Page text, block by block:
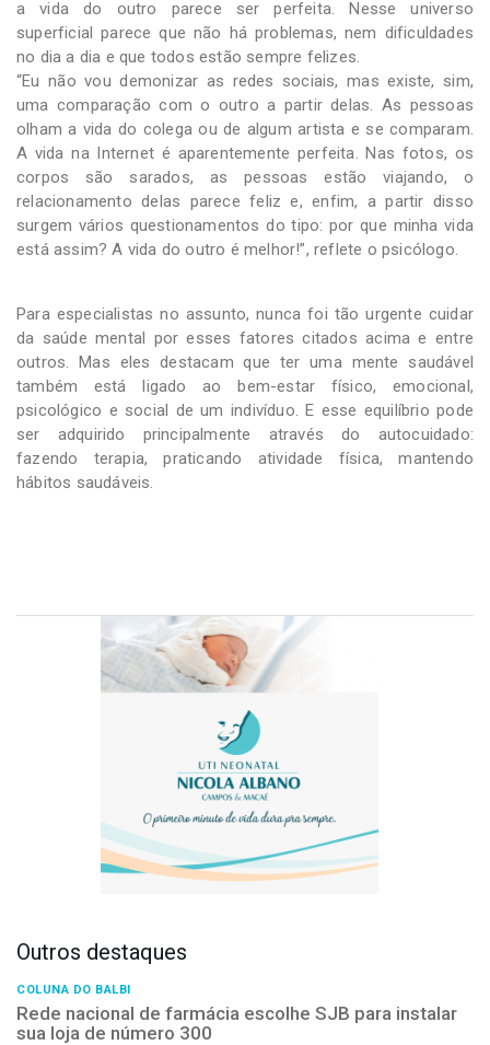
a vida do outro parece ser perfeita. Nesse universo
superficial parece que não há problemas, nem dificuldades
no dia a dia e que todos estão sempre felizes.
“Eu não vou demonizar as redes sociais, mas existe, sim,
uma comparação com o outro a partir delas. As pessoas
olham a vida do colega ou de algum artista e se comparam.
A vida na Internet é aparentemente perfeita. Nas fotos, os
corpos são sarados, as pessoas estão viajando, o
relacionamento delas parece feliz e, enfim, a partir disso
surgem vários questionamentos do tipo: por que minha vida
está assim? A vida do outro é melhor!”, reflete o psicólogo.
Para especialistas no assunto, nunca foi tão urgente cuidar
da saúde mental por esses fatores citados acima e entre
outros. Mas eles destacam que ter uma mente saudável
também está ligado ao bem-estar físico, emocional,
psicológico e social de um indivíduo. E esse equilíbrio pode
ser adquirido principalmente através do autocuidado:
fazendo terapia, praticando atividade física, mantendo
hábitos saudáveis.
Outros destaques
COLUNA DO BALBI
Rede nacional de farmácia escolhe SJB para instalar
sua loja de número 300